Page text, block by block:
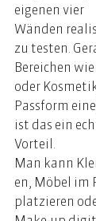
eigenen vier
Wänden
zu testen.
Bereichen
oder
Passform
ist das ein
Vorteil.
Man kann
en, Möbel im
platzieren